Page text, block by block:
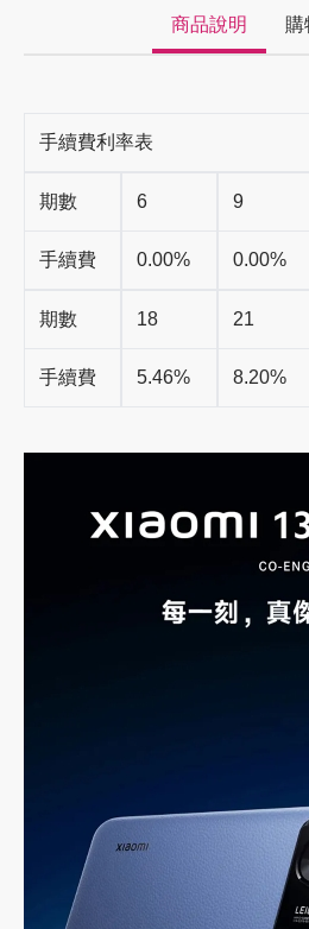
商品說明 購
手續費利率表
期數
手續費
6
0.00%
9
0.00%
期數
手續費
18
5.46%
21
8.20%